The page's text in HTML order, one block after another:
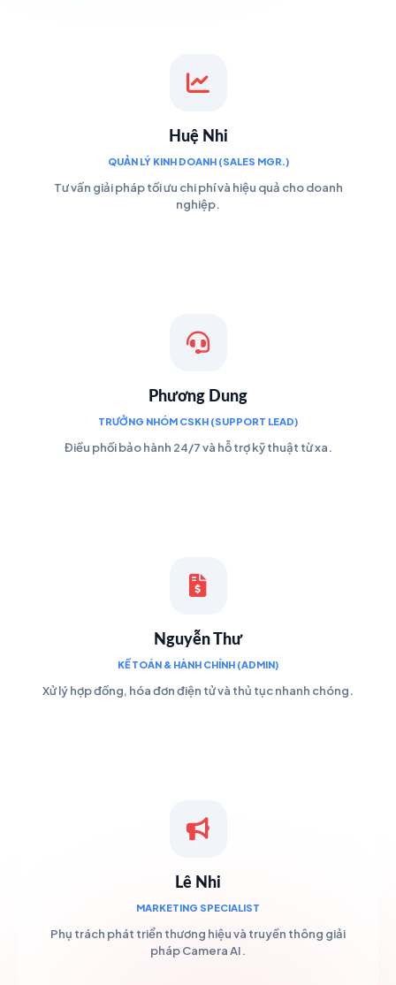
Huệ Nhi
QUẢN LÝ KINH DOANH (SALES MGR.)
Tư vấn giải pháp tối ưu chi phí và hiệu quả cho doanh
nghiệp.
Phương Dung
TRƯỞNG NHÓM CSKH (SUPPORT LEAD)
Điều phối bảo hành 24/7 và hỗ trợ kỹ thuật từ xa.
Nguyễn Thư
KẾ TOÁN & HÀNH CHÍNH (ADMIN)
Xử lý hợp đồng, hóa đơn điện tử và thủ tục nhanh chóng.
Lê Nhi
MARKETING SPECIALIST
Phụ trách phát triển thương hiệu và truyền thông giải
pháp Camera AI.